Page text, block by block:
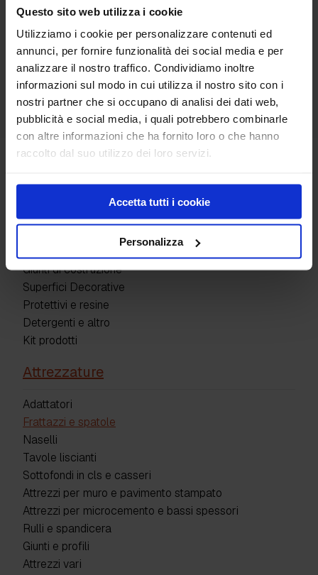
Questo sito web utilizza i cookie
Utilizziamo i cookie per personalizzare contenuti ed
annunci, per fornire funzionalità dei social media e per
analizzare il nostro traffico. Condividiamo inoltre
informazioni sul modo in cui utilizza il nostro sito con i
nostri partner che si occupano di analisi dei dati web,
pubblicità e social media, i quali potrebbero combinarle
con altre informazioni che ha fornito loro o che hanno
raccolto dal suo utilizzo dei loro servizi.
Accetta tutti i cookie
Personalizza
Frattazzi punte tonde con manico in legno
Prodotti
Giunti di costruzione
Superfici Decorative
Protettivi e resine
Detergenti e altro
Kit prodotti
Attrezzature
Adattatori
Frattazzi e spatole
Naselli
Tavole liscianti
Sottofondi in cls e casseri
Attrezzi per muro e pavimento stampato
Attrezzi per microcemento e bassi spessori
Rulli e spandicera
Giunti e profili
Attrezzi vari
Frattone canna di
bamboo